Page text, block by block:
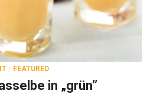
/ FEATURED
in „grün”